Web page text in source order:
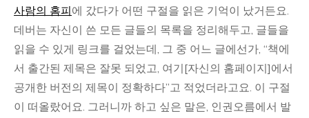
사람의 홈피에 갔다가 어떤 구절을 읽은 기억이 났거든요.
데버는 자신이 쓴 모든 글들의 목록을 정리해두고, 글들을
읽을 수 있게 링크를 걸었는데, 그 중 어느 글에선가, “책에
서 출간된 제목은 잘못 되었고, 여기[자신의 홈페이지]에서
공개한 버전의 제목이 정확하다”고 적었더라고요. 이 구절
이 떠올랐어요. 그러니까 하고 싶은 말은, 인권오름에서 발